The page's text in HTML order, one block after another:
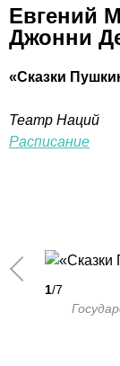
Евгений
Джонни
«Сказки
Театр Наций
Расписание
1/7